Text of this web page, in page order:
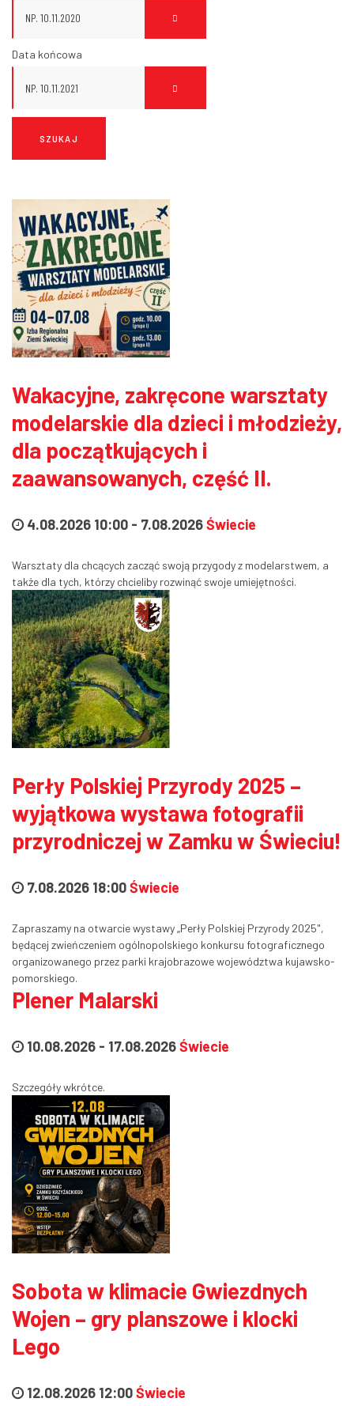
Data końcowa
Wakacyjne, zakręcone warsztaty
modelarskie dla dzieci i młodzieży,
dla początkujących i
zaawansowanych, część II.
4.08.2026 10:00 - 7.08.2026Świecie
Warsztaty dla chcących zacząć swoją przygody z modelarstwem, a
także dla tych, którzy chcieliby rozwinąć swoje umiejętności.
Perły Polskiej Przyrody 2025 –
wyjątkowa wystawa fotografii
przyrodniczej w Zamku w Świeciu!
7.08.2026 18:00Świecie
Zapraszamy na otwarcie wystawy „Perły Polskiej Przyrody 2025",
będącej zwieńczeniem ogólnopolskiego konkursu fotograficznego
organizowanego przez parki krajobrazowe województwa kujawsko-
pomorskiego.
Plener Malarski
10.08.2026 - 17.08.2026Świecie
Szczegóły wkrótce.
Sobota w klimacie Gwiezdnych
Wojen – gry planszowe i klocki
Lego
12.08.2026 12:00Świecie